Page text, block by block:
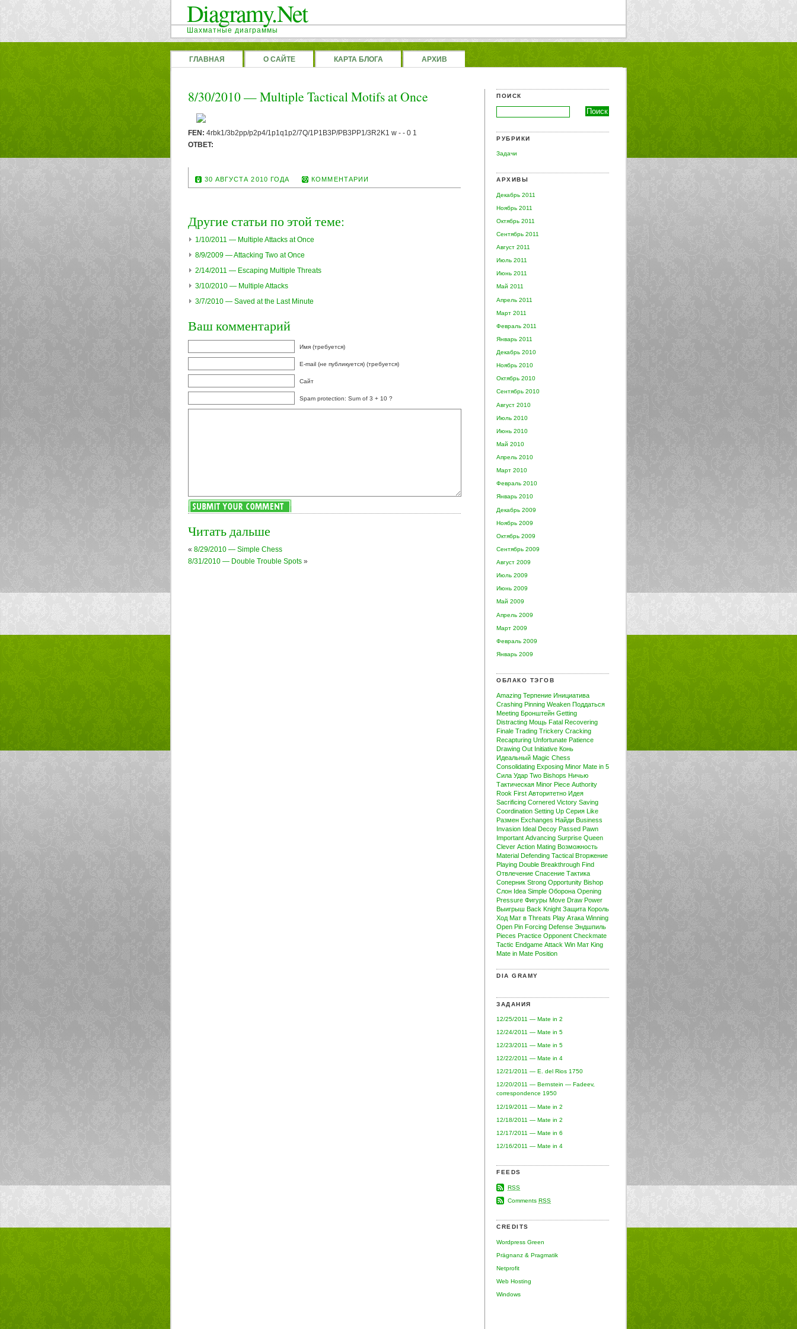
Diagramy.Net
Шахматные диаграммы
ГЛАВНАЯ О САЙТЕ КАРТА БЛОГА АРХИВ
ПОИСК
РУБРИКИ
Задачи
АРХИВЫ
Декабрь 2011
Ноябрь 2011
Октябрь 2011
Сентябрь 2011
Август 2011
Июль 2011
Июнь 2011
Май 2011
Апрель 2011
Март 2011
Февраль 2011
Январь 2011
Декабрь 2010
Ноябрь 2010
Октябрь 2010
Сентябрь 2010
Август 2010
Июль 2010
Июнь 2010
Май 2010
Апрель 2010
Март 2010
Февраль 2010
Январь 2010
Декабрь 2009
Ноябрь 2009
Октябрь 2009
Сентябрь 2009
Август 2009
Июль 2009
Июнь 2009
Май 2009
Апрель 2009
Март 2009
Февраль 2009
Январь 2009
ОБЛАКО ТЭГОВ
Amazing Терпение Инициатива
Crashing Pinning Weaken Поддаться
Meeting Бронштейн Getting
Distracting Мощь Fatal Recovering
Finale Trading Trickery Cracking
Recapturing Unfortunate Patience
Drawing Out Initiative Конь
Идеальный Magic Chess
Consolidating Exposing Minor Mate in 5
Сила Удар Two Bishops Ничью
Тактическая Minor Piece Authority
Rook First Авторитетно Идея
Sacrificing Cornered Victory Saving
Coordination Setting Up Серия Like
Размен Exchanges Найди Business
Invasion Ideal Decoy Passed Pawn
Important Advancing Surprise Queen
Clever Action Mating Возможность
Material Defending Tactical Вторжение
Playing Double Breakthrough Find
Отвлечение Спасение Тактика
Соперник Strong Opportunity Bishop
Слон Idea Simple Оборона Opening
Pressure Фигуры Move Draw Power
Выигрыш Back Knight Защита Король
Ход Мат в Threats Play Атака Winning
Open Pin Forcing Defense Эндшпиль
Pieces Practice Opponent Checkmate
Tactic Endgame Attack Win Мат King
Mate in Mate Position
DIA GRAMY
ЗАДАНИЯ
12/25/2011 — Mate in 2
12/24/2011 — Mate in 5
12/23/2011 — Mate in 5
12/22/2011 — Mate in 4
12/21/2011 — E. del Rios 1750
12/20/2011 — Bernstein — Fadeev,
correspondence 1950
12/19/2011 — Mate in 2
12/18/2011 — Mate in 2
12/17/2011 — Mate in 6
12/16/2011 — Mate in 4
FEEDS
RSS
Comments RSS
CREDITS
Wordpress Green
Prägnanz & Pragmatik
Netprofit
Web Hosting
Windows
8/30/2010 — Multiple Tactical Motifs at Once
FEN: 4rbk1/3b2pp/p2p4/1p1q1p2/7Q/1P1B3P/PB3PP1/3R2K1 w - - 0 1
OTBET:
30 АВГУСТА 2010 ГОДА КОММЕНТАРИИ
Другие статьи по этой теме:
1/10/2011 — Multiple Attacks at Once
8/9/2009 — Attacking Two at Once
2/14/2011 — Escaping Multiple Threats
3/10/2010 — Multiple Attacks
3/7/2010 — Saved at the Last Minute
Ваш комментарий
Имя (требуется)
E-mail (не публикуется) (требуется)
Сайт
Spam protection: Sum of 3 + 10 ?
Читать дальше
« 8/29/2010 — Simple Chess
8/31/2010 — Double Trouble Spots »